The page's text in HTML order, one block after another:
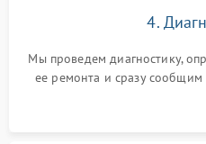
4.
Мы проведем диагностику,
ее ремонта и сразу сообщим